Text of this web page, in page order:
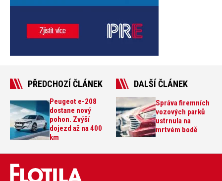
PŘEDCHOZÍ ČLÁNEK
Peugeot e-208
dostane nový
pohon. Zvýší
dojezd až na 400
km
DALŠÍ ČLÁNEK
Správa firemních
vozových parků
ustrnula na
mrtvém bodě